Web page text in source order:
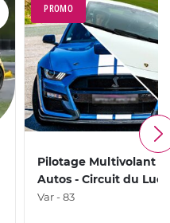
PROMO
Pilotage Multivolant 2
Autos - Circuit du Luc
Var - 83